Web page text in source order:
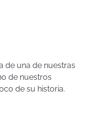
de una de nuestras
de nuestros
de su historia.